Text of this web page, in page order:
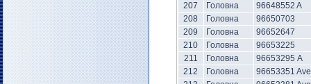
207
Головна
96648552 A
208
Головна
96650703
209
Головна
96652647
210
Головна
96653225
211
Головна
96653295 А
212
Головна
96653351